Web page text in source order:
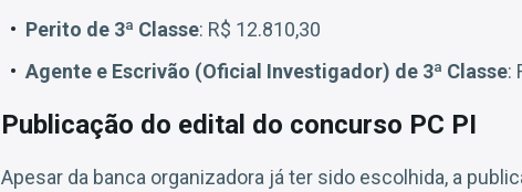
Perito de 3ª Classe: R$ 12.810,30
Agente e Escrivão (Oficial Investigador) de 3ª Classe:
Publicação do edital do concurso PC PI
Apesar da banca organizadora já ter sido escolhida, a